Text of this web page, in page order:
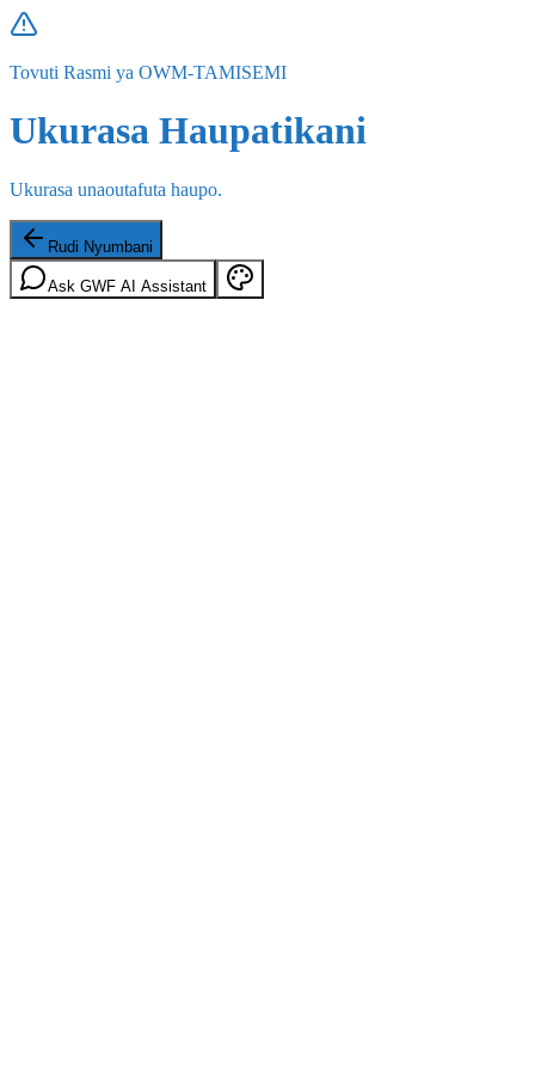
Tovuti Rasmi ya OWM-TAMISEMI
Ukurasa Haupatikani
Ukurasa unaoutafuta haupo.
Rudi Nyumbani
Ask GWF AI Assistant